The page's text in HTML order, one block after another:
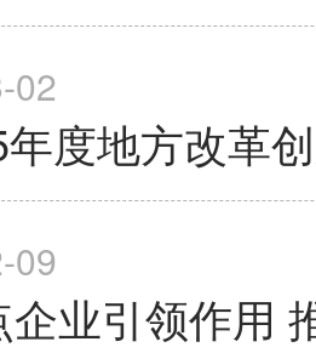
02
度地方改革
09
企业引领作用